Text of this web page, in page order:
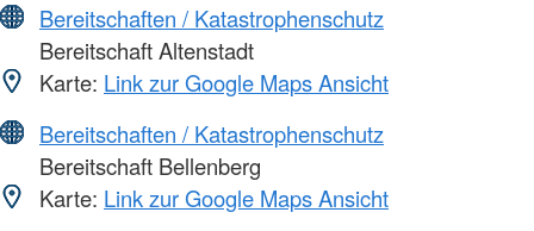
Bereitschaften / Katastrophenschutz
Bereitschaft Altenstadt
Karte: Link zur Google Maps Ansicht
Bereitschaften / Katastrophenschutz
Bereitschaft Bellenberg
Karte: Link zur Google Maps Ansicht